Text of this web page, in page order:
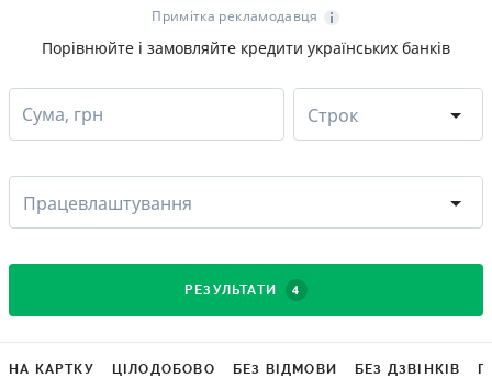
Примітка рекламодавця
Порівнюйте і замовляйте кредити українських банків
Сума, грн Строк
Працевлаштування
РЕЗУЛЬТАТИ 4
НА КАРТКУ ЦІЛОДОБОВО БЕЗ ВІДМОВИ БЕЗ ДЗВІНКІВ